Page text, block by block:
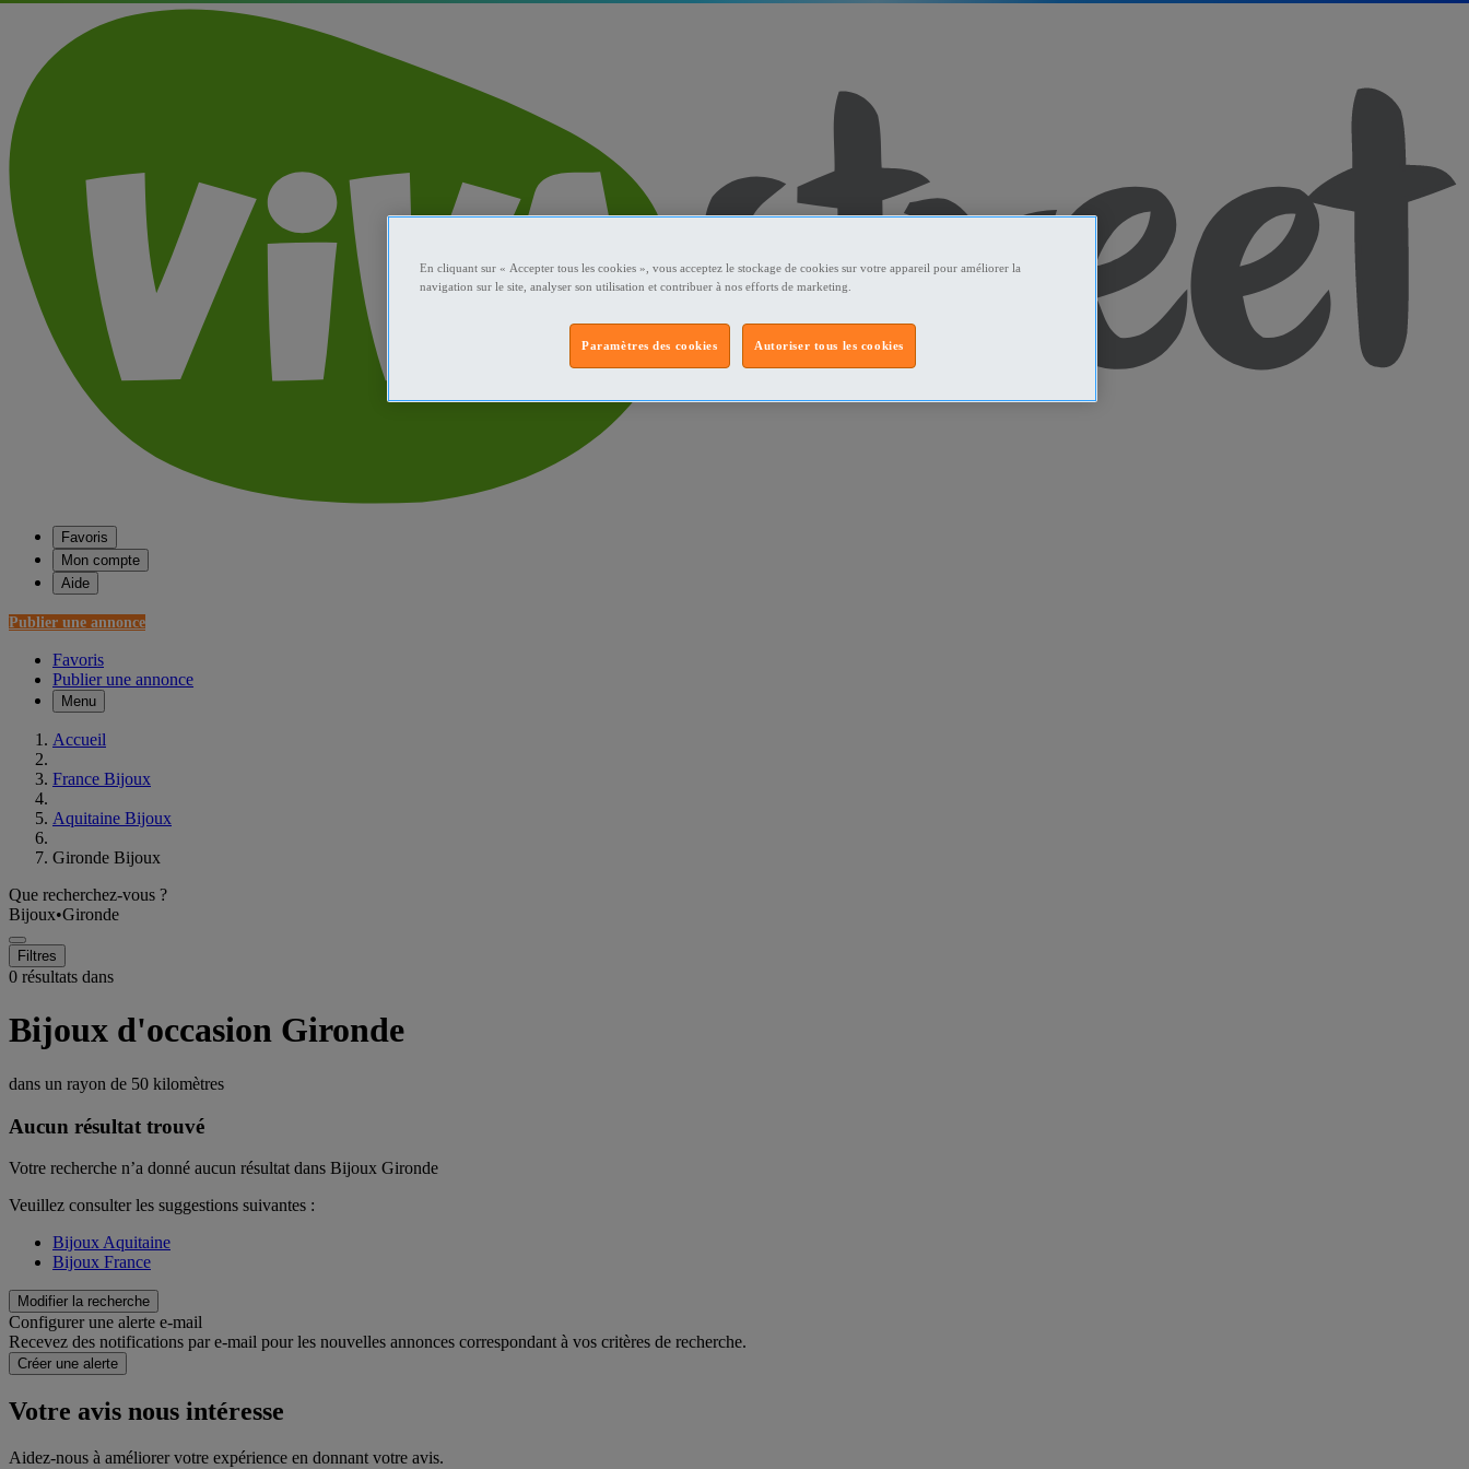
Favoris
Mon compte
Aide
Publier une annonce
Favoris
Publier une annonce
Menu
Accueil
France Bijoux
Aquitaine Bijoux
Gironde Bijoux
Que recherchez-vous ?
Bijoux•Gironde
Filtres
0 résultats dans
Bijoux d'occasion Gironde
dans un rayon de 50 kilomètres
Aucun résultat trouvé
Votre recherche n’a donné aucun résultat dans Bijoux Gironde
Veuillez consulter les suggestions suivantes :
Bijoux Aquitaine
Bijoux France
Modifier la recherche
Configurer une alerte e-mail
Recevez des notifications par e-mail pour les nouvelles annonces correspondant à vos critères de recherche.
Créer une alerte
Votre avis nous intéresse
Aidez-nous à améliorer votre expérience en donnant votre avis.
En cliquant sur « Accepter tous les cookies », vous acceptez le stockage de cookies sur votre appareil pour améliorer la
navigation sur le site, analyser son utilisation et contribuer à nos efforts de marketing.
Autoriser tous les cookies
Paramètres des cookies